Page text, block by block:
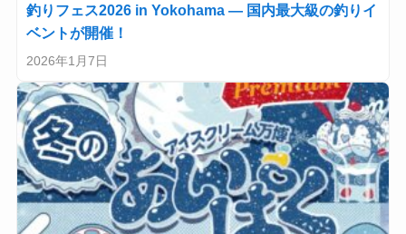
釣りフェス2026 in Yokohama — 国内最大級の釣りイ
ベントが開催！
2026年1月7日